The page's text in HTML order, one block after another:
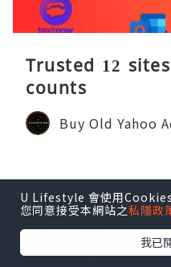
Trusted 12
counts
Buy Old Yahoo
U Lifestyle 會使用
您同意接受本網站之私隱政
我已